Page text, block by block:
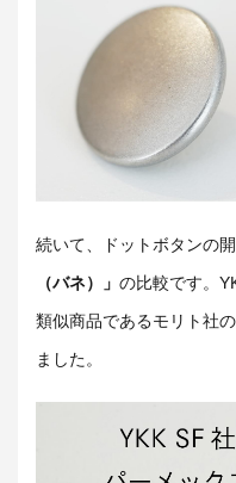
続いて、ドットボタンの
（バネ）」 の比較です。
類似商品であるモリト社の
ました。